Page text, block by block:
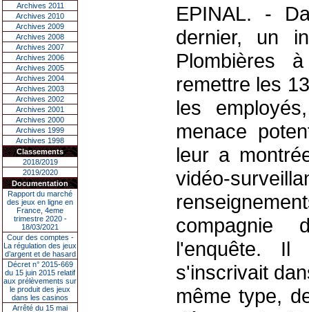
Archives 2011
Archives 2010
Archives 2009
Archives 2008
Archives 2007
Archives 2006
Archives 2005
Archives 2004
Archives 2003
Archives 2002
Archives 2001
Archives 2000
Archives 1999
Archives 1998
Classements
2018/2019
2019/2020
Documentation
Rapport du marché
des jeux en ligne en
France, 4eme
trimestre 2020 -
18/03/2021
Cour des comptes -
La régulation des jeux
d’argent et de hasard
Décret n° 2015-669
du 15 juin 2015 relatif
aux prélèvements sur
le produit des jeux
dans les casinos
Arrêté du 15 mai
EPINAL. -
dernier, un
Plombières
remettre les
les
menace
leur a
vidéo-
compagnie
l'enquête.
s'inscrivait
même type,